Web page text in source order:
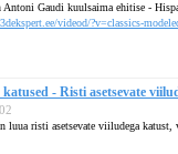
Gaudi kuulsaima ehitise -
videod/?v=classics-
- Risti asetsevate
luua risti asetsevate viiludega